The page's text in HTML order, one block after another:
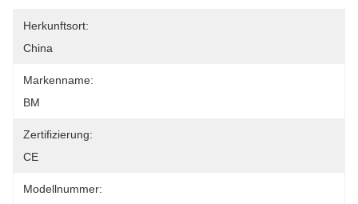
Herkunftsort:
China
Markenname:
BM
Zertifizierung:
CE
Modellnummer: